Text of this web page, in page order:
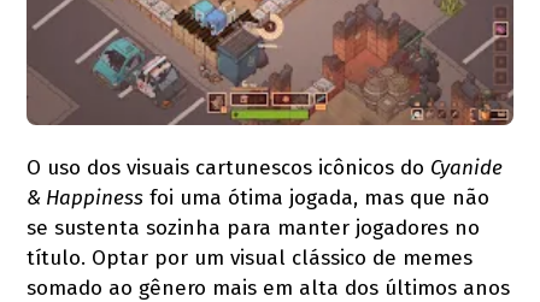
O uso dos visuais cartunescos icônicos do Cyanide
& Happiness foi uma ótima jogada, mas que não
se sustenta sozinha para manter jogadores no
título. Optar por um visual clássico de memes
somado ao gênero mais em alta dos últimos anos